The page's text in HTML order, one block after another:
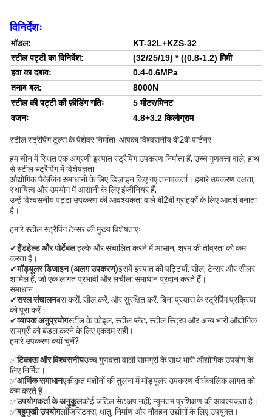
विनिर्देशः
मॉडल:
KT-32L+KZS-32
स्टील पट्टी का विनिर्देश:
(32/25/19) * ((0.8-1.2) मिमी
हवा का दबाव:
0.4-0.6MPa
तनाव बल:
8000N
स्टील की पट्टी की फ़ीडिंग गतिः
5 मीटर/मिनट
वजनः
4.8+3.2 किलोग्राम
स्टील स्ट्रैपिंग टूल्स के पेशेवर निर्माता ️ आपका विश्वसनीय बी2बी पार्टनर
हम चीन में स्थित एक अग्रणी इस्पात स्ट्रैपिंग उपकरण निर्माता हैं, उच्च गुणवत्ता वाले, हाथ
से स्टील स्ट्रैपिंग में विशेषज्ञता
औद्योगिक पैकेजिंग समाधानों के लिए डिज़ाइन किए गए तनावकर्ता। हमारे उपकरण दक्षता,
स्थायित्व और उपयोग में आसानी के लिए इंजीनियर हैं,
उन्हें विश्वसनीय पट्टा उपकरण की आवश्यकता वाले बी2बी ग्राहकों के लिए आदर्श बनाता
है।
हमारे स्टील स्ट्रैपिंग टेन्सर की मुख्य विशेषताएंः
✔हैंडहेल्ड और पोर्टेबल️ हल्के और संचालित करने में आसान, श्रम की तीव्रता को कम
करता है।
✔मॉड्यूलर डिजाइन (अलग उपकरण)इसमें इस्पात की पट्टियाँ, सील, टेन्सर और सीलर
शामिल हैं, जो एक लागत प्रभावी और लचीला समाधान प्रदान करते हैं।
समाधान।
✔सरल संचालनबस कसें, सील करें, और सुरक्षित करें, बिना प्रयास के स्ट्रैपिंग प्रक्रिया
को पूरा करें।
✔व्यापक अनुप्रयोगस्टील के कोइल, स्टील प्लेट, स्टील स्ट्रिप और अन्य भारी औद्योगिक
सामग्री को बंडल करने के लिए एकदम सही।
हमारे उपकरण क्यों चुनें?
✅टिकाऊ और विश्वसनीयउच्च गुणवत्ता वाली सामग्री के साथ भारी औद्योगिक उपयोग के
लिए निर्मित।
✅आर्थिक समाधानएकीकृत मशीनों की तुलना में मॉड्यूलर उपकरण दीर्घकालिक लागत को
कम करते हैं।
✅उपयोगकर्ता के अनुकूलकोई जटिल सेटअप नहीं; न्यूनतम प्रशिक्षण की आवश्यकता है।
✅बहुमुखी उपयोगलॉजिस्टिक्स, धातु, निर्माण और नौवहन उद्योगों के लिए उपयुक्त।